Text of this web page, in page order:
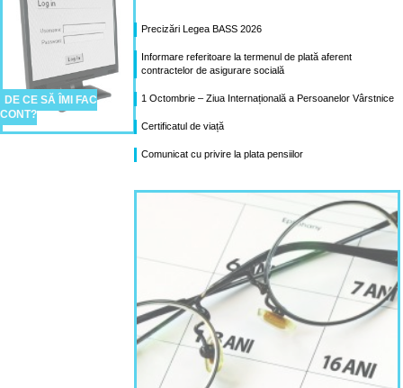
DE CE SĂ ÎMI FAC
CONT?
Precizări Legea BASS 2026
Informare referitoare la termenul de plată aferent
contractelor de asigurare socială
1 Octombrie – Ziua Internațională a Persoanelor Vârstnice
Certificatul de viață
Comunicat cu privire la plata pensiilor